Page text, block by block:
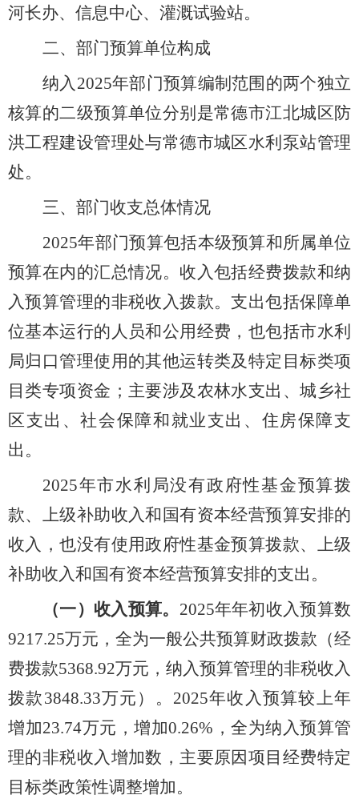
河长办、信息中心、灌溉试验站。
二、部门预算单位构成
纳入 2025年部门预算编制范围的两个独立
核算的二级预算单位分别是常德市江北城区防
洪工程建设管理处与常德市城区水利泵站管理
处。
三、部门收支总体情况
2025年部门预算包括本级预算和所属单位
预算在内的汇总情况。收入包括经费拨款和纳
入预算管理的非税收入拨款。支出包括保障单
位基本运行的人员和公用经费，也包括市水利
局归口管理使用的其他运转类及特定目标类项
目类专项资金；主要涉及农林水支出、城乡社
区支出、社会保障和就业支出、住房保障支
出。
2025年市水利局没有政府性基金预算拨
款、上级补助收入和国有资本经营预算安排的
收入，也没有使用政府性基金预算拨款、上级
补助收入和国有资本经营预算安排的支出。
（一）收入预算。 2025年年初收入预算数
9217.25万元，全为一般公共预算财政拨款（经
费拨款5368.92万元，纳入预算管理的非税收入
拨款3848.33万元）。 2025年收入预算较上年
增加23.74万元，增加0.26% ，全为纳入预算管
理的非税收入增加数，主要原因项目经费特定
目标类政策性调整增加。